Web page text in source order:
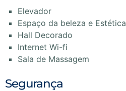
Elevador
Espaço da beleza e Estética
Hall Decorado
Internet Wi-fi
Sala de Massagem
Segurança